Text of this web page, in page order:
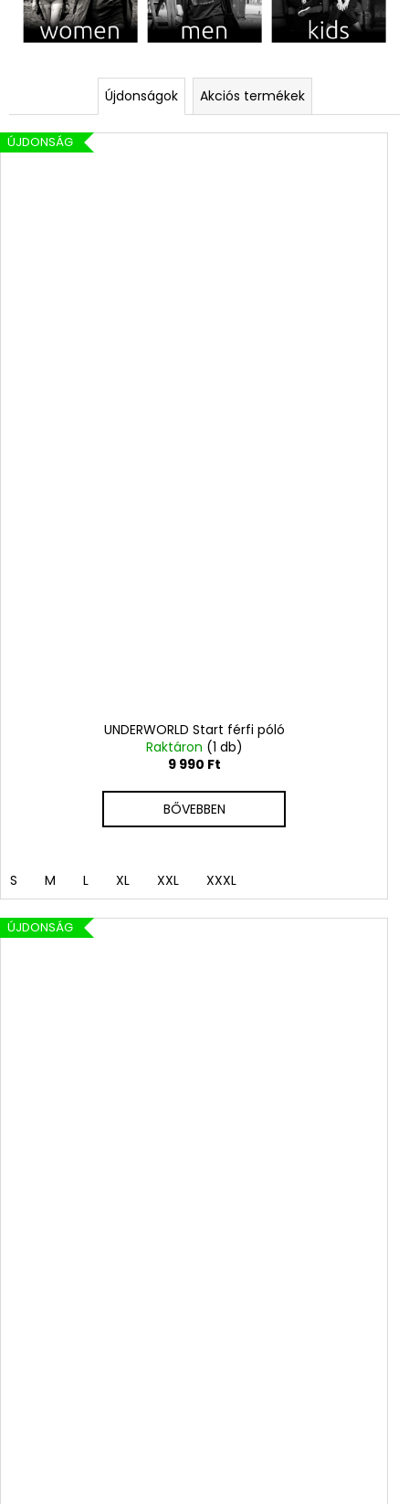
n
!
Újdonságok Akciós termékek
ÚJDONSÁG
UNDERWORLD Start férfi póló
Raktáron (1 db)
9 990 Ft
BŐVEBBEN
S M L XL XXL XXXL
ÚJDONSÁG